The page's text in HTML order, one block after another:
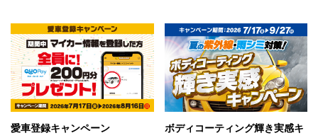
愛車登録キャンペーン
ボディコーティング輝き実感キ